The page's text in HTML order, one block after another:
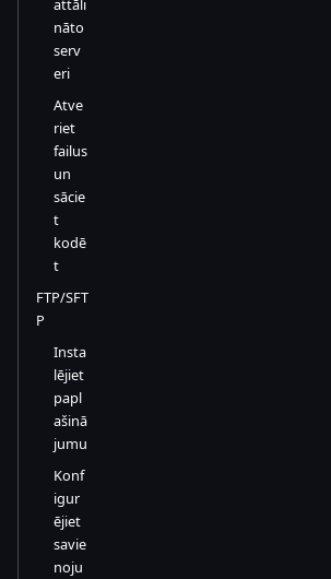
attāli
nāto
serv
eri
Atve
riet
failus
un
sācie
t
kodē
t
FTP/SFT
P
Insta
lējiet
papl
ašinā
jumu
Konf
igur
ējiet
savie
noju